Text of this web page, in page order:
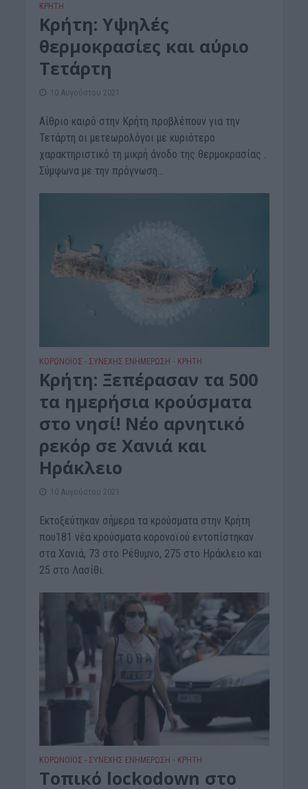
ΚΡΗΤΗ
Κρήτη: Υψηλές
θερμοκρασίες και αύριο
Τετάρτη
10 Αυγούστου 2021
Αίθριο καιρό στην Κρήτη προβλέπουν για την
Τετάρτη οι μετεωρολόγοι με κυριότερο
χαρακτηριστικό τη μικρή άνοδο της θερμοκρασίας .
Σύμφωνα με την πρόγνωση...
ΚΟΡΩΝΟΪΟΣ - ΣΥΝΕΧΗΣ ΕΝΗΜΕΡΩΣΗ • ΚΡΗΤΗ
Κρήτη: Ξεπέρασαν τα 500
τα ημερήσια κρούσματα
στο νησί! Νέο αρνητικό
ρεκόρ σε Χανιά και
Ηράκλειο
10 Αυγούστου 2021
Εκτοξεύτηκαν σήμερα τα κρούσματα στην Κρήτη
που181 νέα κρούσματα κορονοϊού εντοπίστηκαν
στα Χανιά, 73 στο Ρέθυμνο, 275 στο Ηράκλειο και
25 στο Λασίθι.
ΚΟΡΩΝΟΪΟΣ - ΣΥΝΕΧΗΣ ΕΝΗΜΕΡΩΣΗ • ΚΡΗΤΗ
Τοπικό lockodown στο